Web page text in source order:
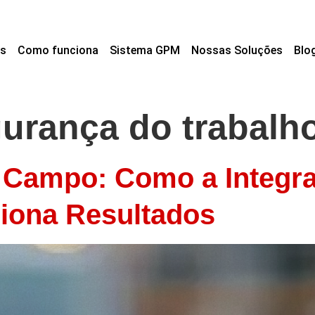
Como funciona Sistema GPM Nossas Soluções
do
Como a
Resultados